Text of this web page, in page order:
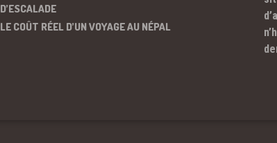
D’ESCALADE
LE COÛT RÉEL D’UN VOYAGE AU NÉPAL